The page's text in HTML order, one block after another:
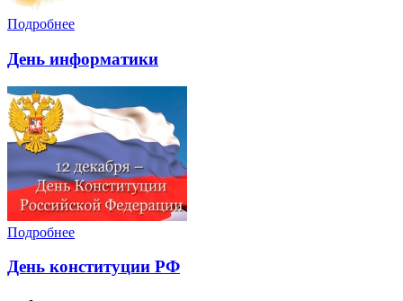
Подробнее
День информатики
Подробнее
День конституции РФ